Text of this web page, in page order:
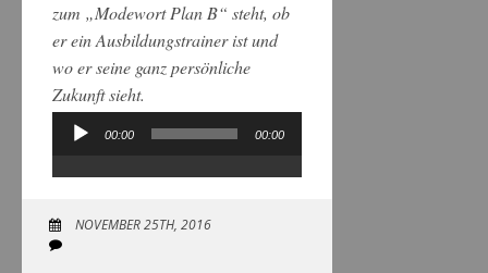
zum „Modewort Plan B“ steht, ob
er ein Ausbildungstrainer ist und
wo er seine ganz persönliche
Zukunft sieht.
Audio-
00:00 00:00
NOVEMBER 25TH, 2016